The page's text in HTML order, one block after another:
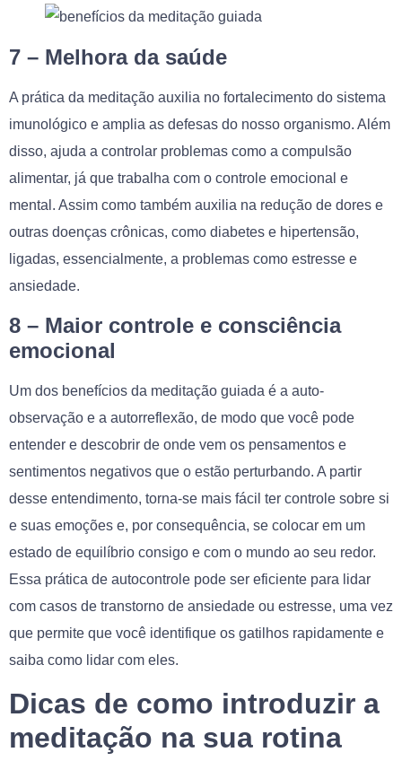
7 – Melhora da saúde
A prática da meditação auxilia no fortalecimento do sistema
imunológico e amplia as defesas do nosso organismo. Além
disso, ajuda a controlar problemas como a compulsão
alimentar, já que trabalha com o controle emocional e
mental. Assim como também auxilia na redução de dores e
outras doenças crônicas, como diabetes e hipertensão,
ligadas, essencialmente, a problemas como estresse e
ansiedade.
8 – Maior controle e consciência
emocional
Um dos benefícios da meditação guiada é a auto-
observação e a autorreflexão, de modo que você pode
entender e descobrir de onde vem os pensamentos e
sentimentos negativos que o estão perturbando. A partir
desse entendimento, torna-se mais fácil ter controle sobre si
e suas emoções e, por consequência, se colocar em um
estado de equilíbrio consigo e com o mundo ao seu redor.
Essa prática de autocontrole pode ser eficiente para lidar
com casos de transtorno de ansiedade ou estresse, uma vez
que permite que você identifique os gatilhos rapidamente e
saiba como lidar com eles.
Dicas de como introduzir a
meditação na sua rotina